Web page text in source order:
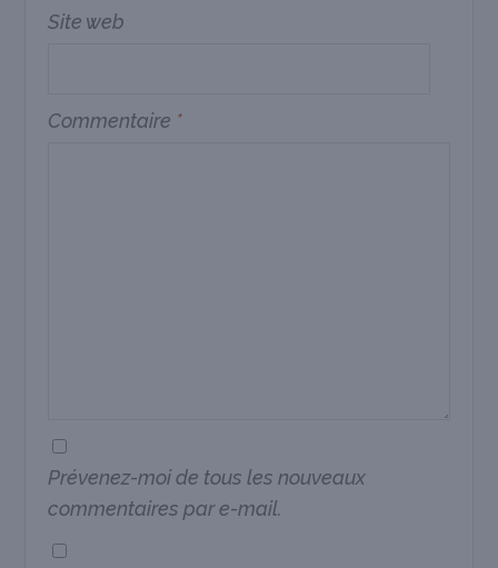
Site web
Commentaire *
Prévenez-moi de tous les nouveaux
commentaires par e-mail.